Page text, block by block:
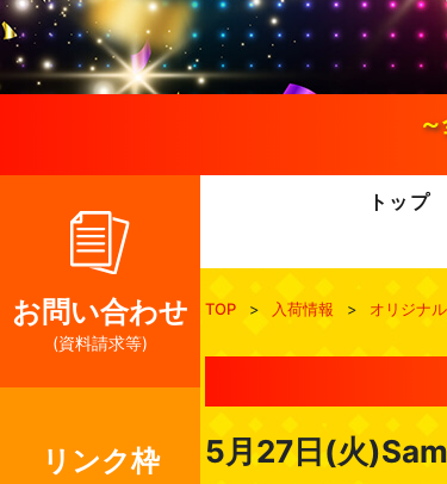
お問い合わせ
(資料請求等)
リンク枠
トップ
TOP > 入荷情報 > オリジナ
5月27日(火